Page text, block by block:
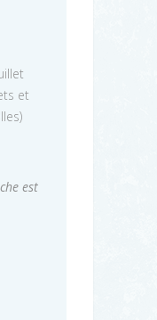
et
est